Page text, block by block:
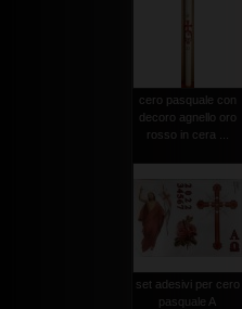
cero pasquale con
decoro agnello oro
rosso in cera ...
set adesivi per cero
pasquale A